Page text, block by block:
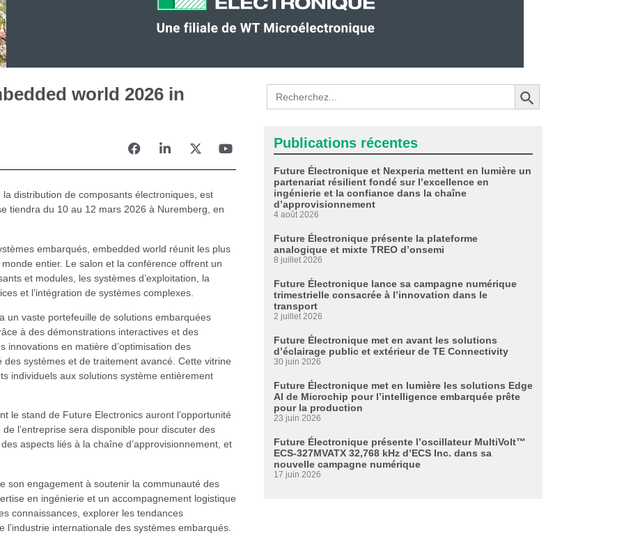
world 2026 in
distribution de composants électroniques, est
tiendra du 10 au 12 mars 2026 à Nuremberg, en
embarqués, embedded world réunit les plus
entier. Le salon et la conférence offrent un
et modules, les systèmes d’exploitation, la
et l’intégration de systèmes complexes.
un vaste portefeuille de solutions embarquées
à des démonstrations interactives et des
en matière d’optimisation des
systèmes et de traitement avancé. Cette vitrine
individuels aux solutions système entièrement
le stand de Future Electronics auront l’opportunité
l’entreprise sera disponible pour discuter des
aspects liés à la chaîne d’approvisionnement, et
son engagement à soutenir la communauté des
en ingénierie et un accompagnement logistique
connaissances, explorer les tendances
internationale des systèmes embarqués.
Search
for:
Search Button
Publications récentes
Future Électronique et Nexperia mettent en lumière un
partenariat résilient fondé sur l’excellence en
ingénierie et la confiance dans la chaîne
d’approvisionnement
4 août 2026
Future Électronique présente la plateforme
analogique et mixte TREO d’onsemi
8 juillet 2026
Future Électronique lance sa campagne numérique
trimestrielle consacrée à l’innovation dans le
transport
2 juillet 2026
Future Électronique met en avant les solutions
d’éclairage public et extérieur de TE Connectivity
30 juin 2026
Future Électronique met en lumière les solutions Edge
AI de Microchip pour l’intelligence embarquée prête
pour la production
23 juin 2026
Future Électronique présente l’oscillateur MultiVolt™
ECS-327MVATX 32,768 kHz d’ECS Inc. dans sa
nouvelle campagne numérique
17 juin 2026